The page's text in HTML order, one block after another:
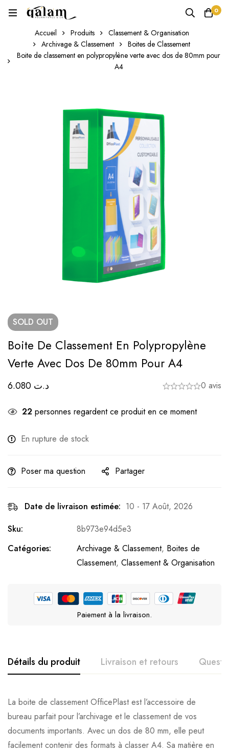
0
Accueil Produits
Classement & Organisation
Archivage & Classement
Boites de Classement
Boite de classement en polypropylène verte avec dos de 80mm pour
A4
SOLD OUT
Boite De Classement En Polypropylène
Verte Avec Dos De 80mm Pour A4
د.ت 0 avis
22 personnes regardent ce produit en ce moment
En rupture de stock
Poser ma question Partager
Date de livraison estimée: 10 - 17 Août, 2026
Sku:
8b973e94d5e3
Catégories:
Archivage & Classement, Boites de
Classement, Classement & Organisation
Paiement à la livraison.
Détails du produit Livraison et retours
La boite de classement OfficePlast est l’accessoire de
bureau parfait pour l’archivage et le classement de vos
documents importants. Avec un dos de 80 mm, elle peut
facilement contenir des formats à classer A4. Sa matière en